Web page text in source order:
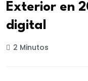
Exterior en
digital
2 Minutos